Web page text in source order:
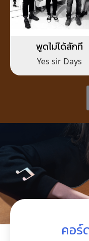
พูดไม่ได้สักที
Yes sir Days
คอร์